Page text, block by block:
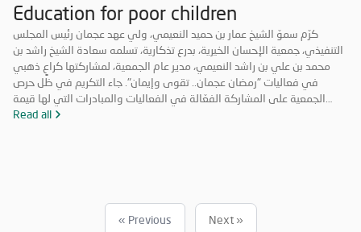
Education for poor children
كرّم سموّ الشيخ عمار بن حميد النعيمي، ولي عهد عجمان رئيس المجلس
التنفيذي، جمعية الإحسان الخيرية، بدرع تذكارية، تسلمه سعادة الشيخ راشد بن
محمد بن علي بن راشد النعيمي، مدير عام الجمعية، لمشاركتها كراعٍ ذهبي
في فعاليات "رمضان عجمان.. تقوى وإيمان". جاء التكريم في ظل حرص
الجمعية على المشاركة الفعّالة في الفعاليات والمبادرات التي لها قيمة
مضافة تعود على المجتمع بالخير والنفع، وهو ما تتميز به فعاليات "رمضان
وتعزيزاً لمكانة الإمارة وإبراز دورها في نشر قيم الخير والمحبة في الشهر
Read all
« Previous Next »